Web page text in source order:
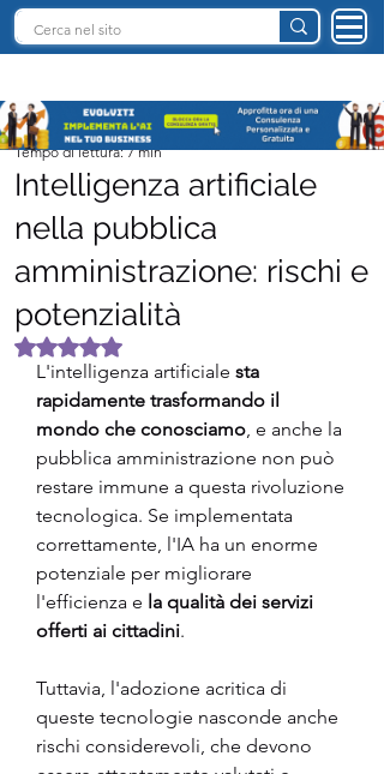
Intelligenza artificiale
nella pubblica
amministrazione: rischi e
potenzialità
Giancarlo Cesarei
Tempo di lettura: 7 min
Valutazione NaN stelle su 5.
L'intelligenza artificiale sta
rapidamente trasformando il
mondo che conosciamo, e anche la
pubblica amministrazione non può
restare immune a questa rivoluzione
tecnologica. Se implementata
correttamente, l'IA ha un enorme
potenziale per migliorare
l'efficienza e la qualità dei servizi
offerti ai cittadini.
Tuttavia, l'adozione acritica di
queste tecnologie nasconde anche
rischi considerevoli, che devono